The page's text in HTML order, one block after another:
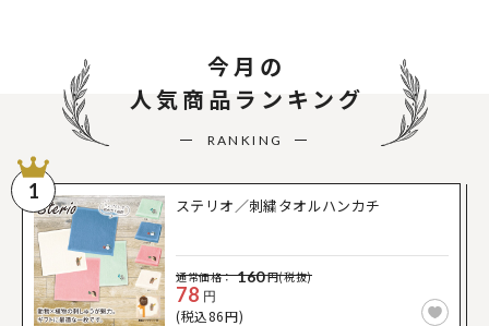
今月の
人気商品ランキング
RANKING
1
ステリオ／刺繍タオルハンカチ
通常価格： 160円(税抜)
78 円
(税込86円)